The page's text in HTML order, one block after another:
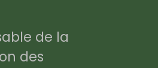
de la
des